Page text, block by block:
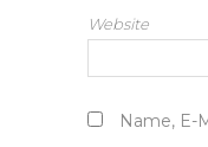
Website
Name, E-